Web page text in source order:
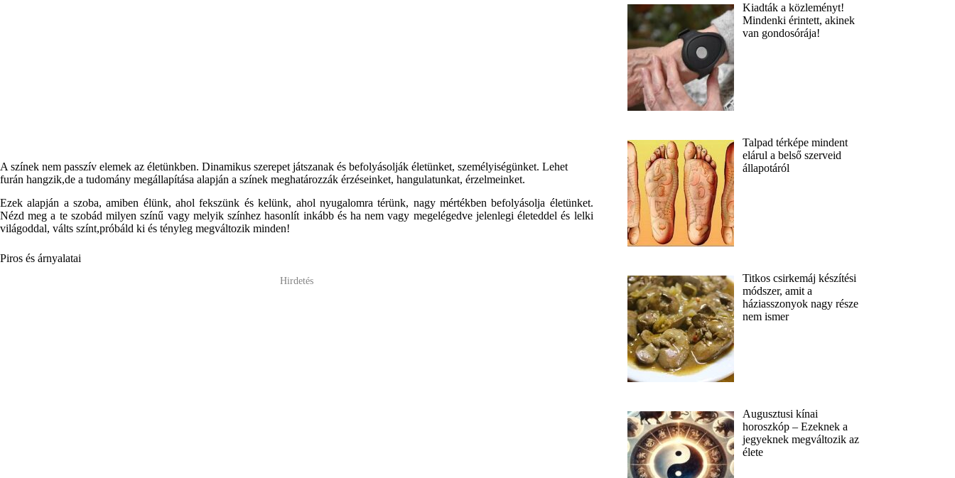
A színek nem passzív elemek az életünkben. Dinamikus szerepet játszanak és befolyásolják életünket, személyiségünket. Lehet
furán hangzik,de a tudomány megállapítása alapján a színek meghatározzák érzéseinket, hangulatunkat, érzelmeinket.
Ezek alapján a szoba, amiben élünk, ahol fekszünk és kelünk, ahol nyugalomra térünk, nagy mértékben befolyásolja életünket.
Nézd meg a te szobád milyen színű vagy melyik színhez hasonlít inkább és ha nem vagy megelégedve jelenlegi életeddel és lelki
világoddal, válts színt,próbáld ki és tényleg megváltozik minden!
Piros és árnyalatai
Hirdetés
Kiadták a közleményt!
Mindenki érintett, akinek
van gondosórája!
Talpad térképe mindent
elárul a belső szerveid
állapotáról
Titkos csirkemáj készítési
módszer, amit a
háziasszonyok nagy része
nem ismer
Augusztusi kínai
horoszkóp – Ezeknek a
jegyeknek megváltozik az
élete